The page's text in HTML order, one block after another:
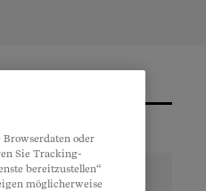
oder
Sie Tracking-
bereitzustellen“
möglicherweise